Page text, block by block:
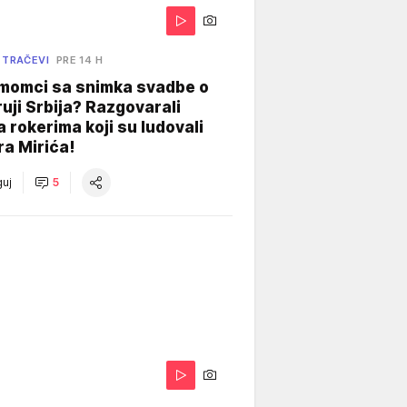
PRE 14 H
sa snimka svadbe o
Srbija? Razgovarali
rokerima koji su ludovali
Mirića!
5